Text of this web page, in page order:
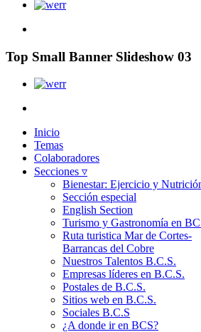
Top Small Banner Slideshow 03
Inicio
Temas
Colaboradores
Secciones ▿
Bienestar: Ejercicio y
Sección especial
English Section
Turismo y Gastronomía en
Ruta turistica Mar de Cortes-
Barrancas del Cobre
Nuestros Talentos B.C.S.
Empresas líderes en B.C.S.
Postales de B.C.S.
Sitios web en B.C.S.
Sociales B.C.S
¿A donde ir en BCS?